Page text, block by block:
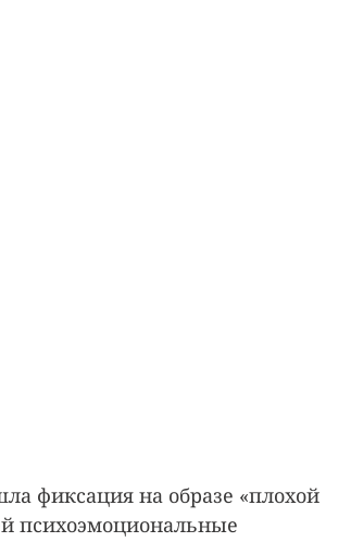
фиксация на образе «плохой
психоэмоциональные